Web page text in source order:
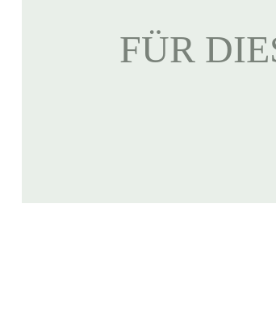
FÜR